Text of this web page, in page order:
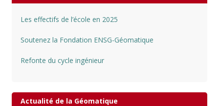
Les effectifs de l’école en 2025
Soutenez la Fondation ENSG-Géomatique
Refonte du cycle ingénieur
Actualité de la Géomatique